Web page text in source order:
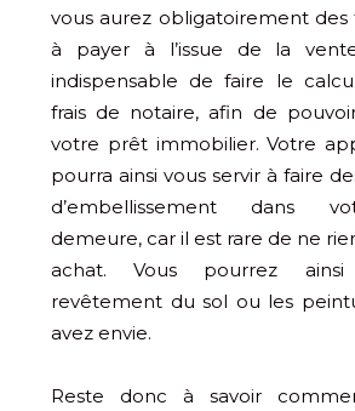
vous aurez obligatoirement des
à payer à l’issue de la
indispensable de faire le
frais de notaire, afin de
votre prêt immobilier. Votre
pourra ainsi vous servir à faire
d’embellissement dans
demeure, car il est rare de ne
achat. Vous pourrez
revêtement du sol ou les
avez envie.
Reste donc à savoir